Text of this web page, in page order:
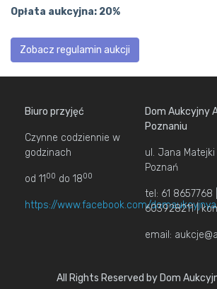
Opłata aukcyjna: 20%
Zobacz regulamin aukcji
Biuro przyjęć
Czynne codziennie w
godzinach
od 11 00 do 1800
https://www.facebook.com/
Dom Aukcyjny
Poznaniu
ul. Jana Matejki
Poznań
tel: 61 8657768
603928211 |
email:
All Rights Reserved by Dom